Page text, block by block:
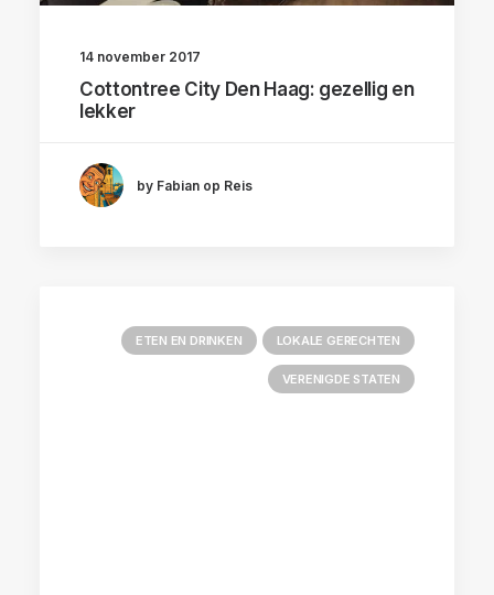
14 november 2017
Cottontree City Den Haag: gezellig en
lekker
by Fabian op Reis
ETEN EN DRINKEN LOKALE GERECHTEN
VERENIGDE STATEN